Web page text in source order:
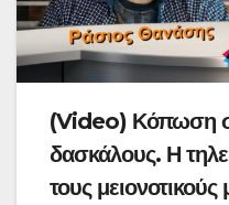
(Video) Κόπωση
δασκάλους. Η
τους μειονοτικούς